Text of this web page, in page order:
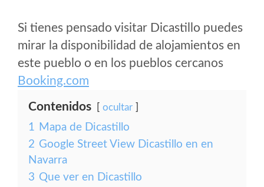
Si tienes pensado visitar Dicastillo puedes
mirar la disponibilidad de alojamientos en
este pueblo o en los pueblos cercanos
Booking.com
Contenidos ocultar
1 Mapa de Dicastillo
2 Google Street View Dicastillo en en
Navarra
3 Que ver en Dicastillo